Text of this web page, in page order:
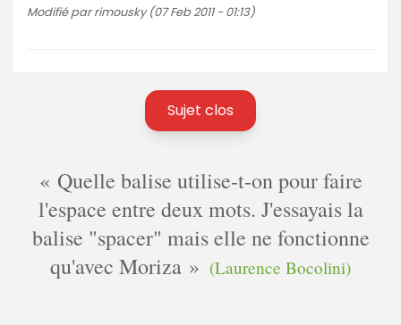
Modifié par rimousky (07 Feb 2011 - 01:13)
Sujet clos
Quelle balise utilise-t-on pour faire
l'espace entre deux mots. J'essayais la
balise "spacer" mais elle ne fonctionne
qu'avec Moriza
(Laurence Bocolini)